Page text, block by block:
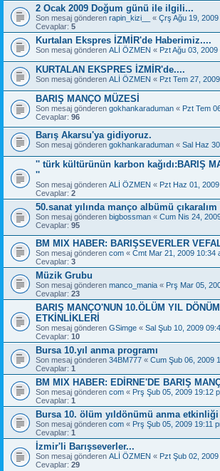
2 Ocak 2009 Doğum günü ile ilgili...
Son mesaj gönderen rapin_kizi__ « Çrş Ağu 19,
Cevaplar: 5
Kurtalan Ekspres İZMİR'de Haberimiz....
Son mesaj gönderen ALİ ÖZMEN « Pzt Ağu 03,
KURTALAN EKSPRES İZMİR'de....
Son mesaj gönderen ALİ ÖZMEN « Pzt Tem 27,
BARIŞ MANÇO MÜZESİ
Son mesaj gönderen gokhankaraduman « Pzt Tem
Cevaplar: 96
Barış Akarsu'ya gidiyoruz.
Son mesaj gönderen gokhankaraduman « Sal Haz
'' türk kültürünün karbon kağıdı:BARIŞ
''
Son mesaj gönderen ALİ ÖZMEN « Pzt Haz 01,
Cevaplar: 2
50.sanat yılında manço albümü çıkaralım
Son mesaj gönderen bigbossman « Cum Nis 24,
Cevaplar: 95
BM MIX HABER: BARIŞSEVERLER
Son mesaj gönderen com « Cmt Mar 21, 2009 10:34
Cevaplar: 3
Müzik Grubu
Son mesaj gönderen manco_mania « Prş Mar 05,
Cevaplar: 23
BARIŞ MANÇO'NUN 10.ÖLÜM YIL
ETKİNLİKLERİ
Son mesaj gönderen GSimge « Sal Şub 10, 2009
Cevaplar: 10
Bursa 10.yıl anma programı
Son mesaj gönderen 34BM777 « Cum Şub 06, 2009
Cevaplar: 1
BM MIX HABER: EDİRNE'DE BARIŞ
Son mesaj gönderen com « Prş Şub 05, 2009 19:12
Cevaplar: 1
Bursa 10. ölüm yıldönümü anma etkinliği
Son mesaj gönderen com « Prş Şub 05, 2009 19:11
Cevaplar: 1
İzmir'li Barışseverler...
Son mesaj gönderen ALİ ÖZMEN « Pzt Şub 02,
Cevaplar: 29